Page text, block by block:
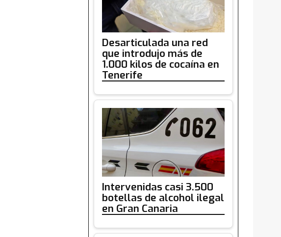
Desarticulada una red
que introdujo más de
1.000 kilos de cocaína en
Tenerife
Intervenidas casi 3.500
botellas de alcohol ilegal
en Gran Canaria